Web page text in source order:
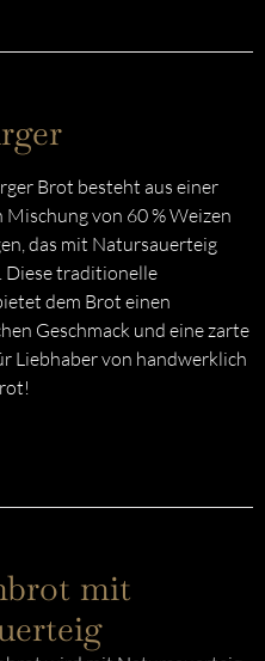
Brot besteht aus einer
Mischung von 60 % Weizen
das mit Natursauerteig
Diese traditionelle
dem Brot einen
Geschmack und eine zarte
Liebhaber von handwerklich
mit